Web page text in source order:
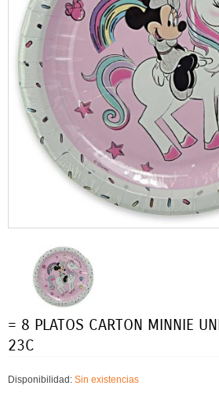
= 8 PLATOS CARTON MINNIE
23C
Disponibilidad: Sin existencias